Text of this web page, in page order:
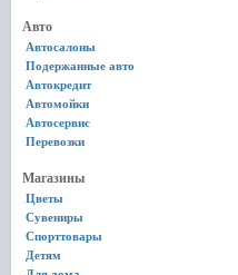
Авто
Автосалоны
Подержанные авто
Автокредит
Автомойки
Автосервис
Перевозки
Магазины
Цветы
Сувениры
Спорттовары
Детям